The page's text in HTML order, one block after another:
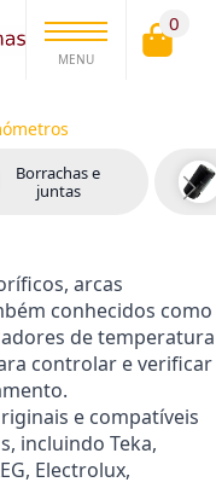
MENU
0
Borrachas e
juntas
arcas
conhecidos como
de temperatura
controlar e verificar
e compatíveis
incluindo Teka,
Electrolux,